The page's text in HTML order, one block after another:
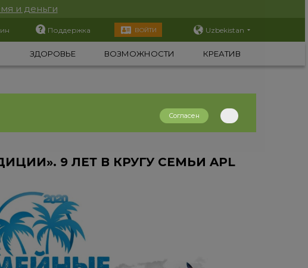
и деньги
Поддержка ВОЙТИ Uzbekistan
ЗДОРОВЬЕ ВОЗМОЖНОСТИ КРЕАТИВ
9 ЛЕТ В КРУГУ СЕМЬИ APL
Согласен